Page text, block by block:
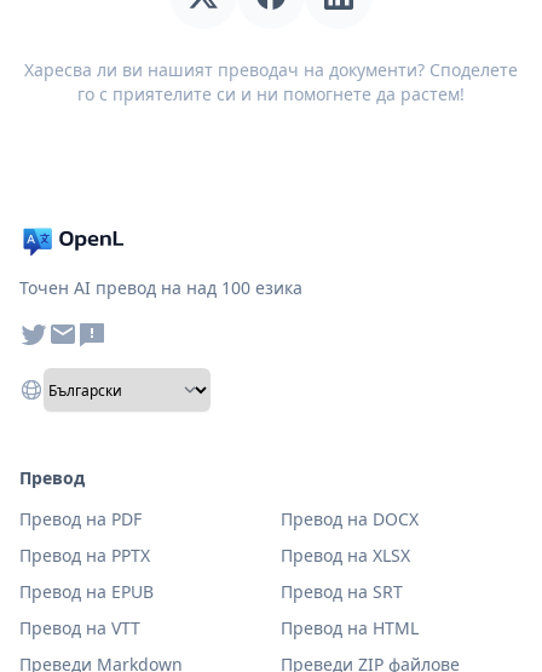
Харесва ли ви нашият преводач на документи? Споделете
го с приятелите си и ни помогнете да растем!
Точен AI превод на над 100 езика
Превод
Превод на PDF
Превод на DOCX
Превод на PPTX
Превод на XLSX
Превод на EPUB
Превод на SRT
Превод на VTT
Превод на HTML
Преведи Markdown
Преведи ZIP файлове